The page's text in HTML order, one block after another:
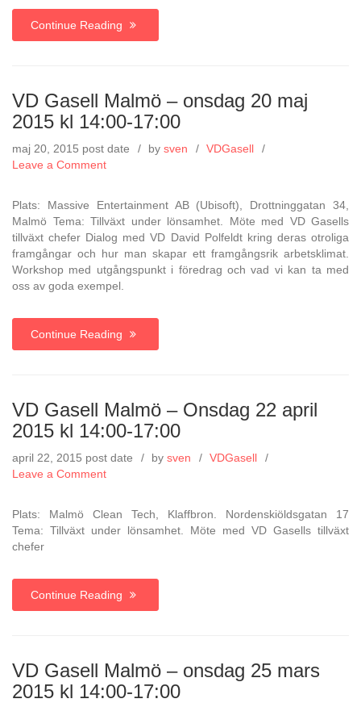
Continue Reading
VD Gasell Malmö – onsdag 20 maj
2015 kl 14:00-17:00
maj 20, 2015 post date by sven
VDGasell
Leave a Commenton
Malmö
–
onsdag
20
maj
2015
17:00
Plats: Massive Entertainment AB (Ubisoft), Drottninggatan 34,
Malmö Tema: Tillväxt under lönsamhet. Möte med VD Gasells
tillväxt chefer Dialog med VD David Polfeldt kring deras otroliga
framgångar och hur man skapar ett framgångsrik arbetsklimat.
Workshop med utgångspunkt i föredrag och vad vi kan ta med
oss av goda exempel.
Continue Reading
VD Gasell Malmö – Onsdag 22 april
2015 kl 14:00-17:00
april 22, 2015 post date by sven
VDGasell
Leave a Commenton
Malmö
–
2015
Plats: Malmö Clean Tech, Klaffbron. Nordenskiöldsgatan 17
Tema: Tillväxt under lönsamhet. Möte med VD Gasells tillväxt
chefer
Continue Reading
VD Gasell Malmö – onsdag 25 mars
2015 kl 14:00-17:00